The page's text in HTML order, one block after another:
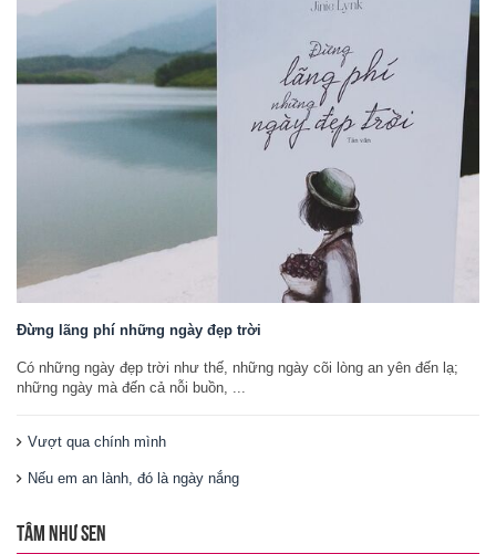
Đừng lãng phí những ngày đẹp trời
Có những ngày đẹp trời như thế, những ngày cõi lòng an yên đến lạ;
những ngày mà đến cả nỗi buồn, ...
Vượt qua chính mình
Nếu em an lành, đó là ngày nắng
TÂM NHƯ SEN